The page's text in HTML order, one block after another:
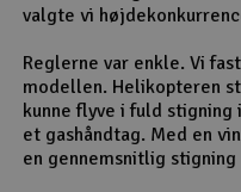
valgte vi
Reglerne var enkle. Vi
modellen. Helikopteren
kunne flyve i fuld
et gashåndtag. Med en
en gennemsnitlig